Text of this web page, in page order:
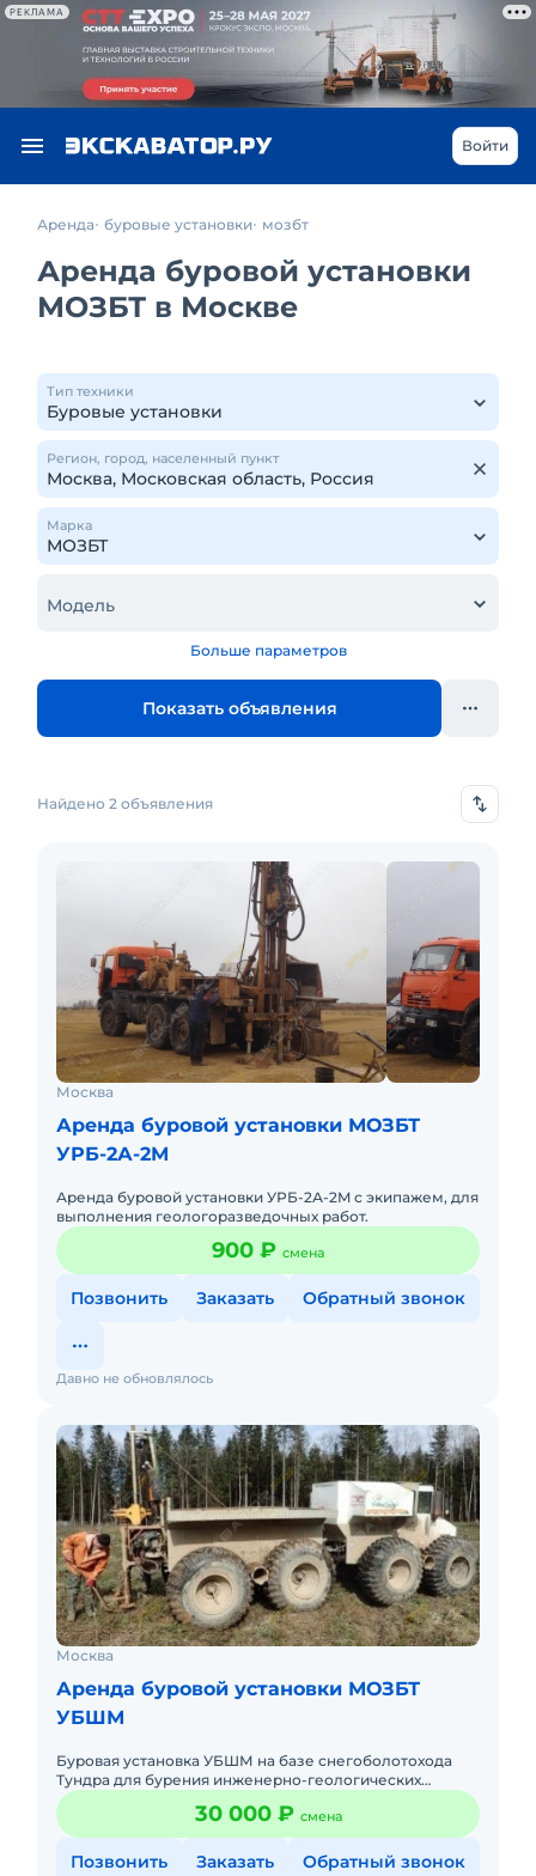
РЕКЛАМА
Войти
Аренда буровые установки мозбт
Аренда буровой установки
МОЗБТ в Москве
Тип техники
Регион, город, населенный пункт
Марка
Модель
Больше параметров
Показать объявления
Найдено 2 объявления
Москва
Аренда буровой установки МОЗБТ
УРБ-2А-2М
Аренда буровой установки УРБ-2А-2M с экипажем, для
выполнения геологоразведочных работ.
900 ₽ смена
Позвонить Заказать Обратный звонок
Давно не обновлялось
Москва
Аренда буровой установки МОЗБТ
УБШМ
Буровая установка УБШМ на базе снегоболотохода
Тундра для бурения инженерно-геологических
скважин
30 000 ₽ смена
Позвонить Заказать Обратный звонок